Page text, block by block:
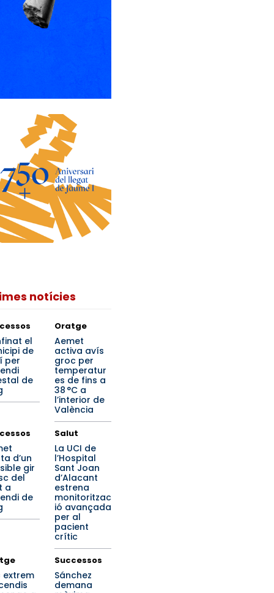
notícies
el
de
per
de
Oratge
Aemet
activa avís
groc per
temperatur
es de fins a
38 °C a
l’interior de
València
d’un
gir
del
a
de
Salut
La UCI de
l’Hospital
Sant Joan
d’Alacant
estrena
monitoritzac
ió avançada
per al
pacient
crític
extrem
Successos
Sánchez
demana